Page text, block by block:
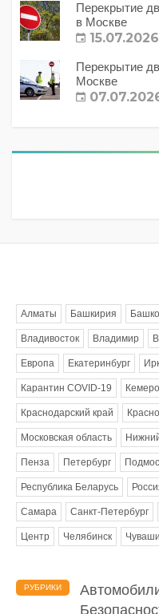
Перекрытие
в Москве
15.07.2026
Перекрытие
Москве
Алматы Башкирия
Владивосток Владимир
Европа Екатеринбург
Карантин COVID-19
Краснодарский край
Московская область
Пенза Петербург
Республика Беларусь
Самара Санкт-Петербург
Центр Челябинск
РУБРИКИ